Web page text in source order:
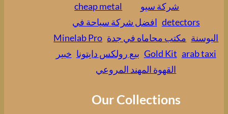
شركة سيو
cheap metal
detectors افضل شركة سياحة في
البوسنة مكتب محاماه في جدة Minelab Pro
Gold Kit arab taxi بيع رولكس دايتونا خبير
القهوة المهند المروعي
Our Collections